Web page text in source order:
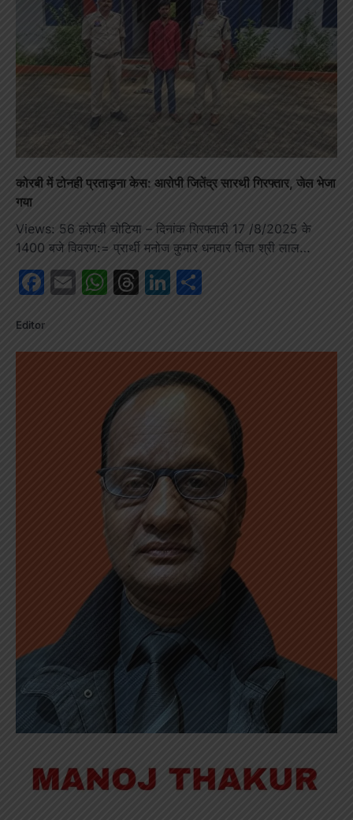
कोरबी में टोनही प्रताड़ना केस: आरोपी जितेंद्र सारथी गिरफ्तार, जेल भेजा
गया
Views: 56 क़ोरबी चोटिया – दिनांक गिरफ्तारी 17 /8/2025 के
1400 बजे विवरण:= प्रार्थी मनोज कुमार धनवार पिता श्री लाल…
Facebook
EmailWhatsApp
Threads
LinkedIn
Editor